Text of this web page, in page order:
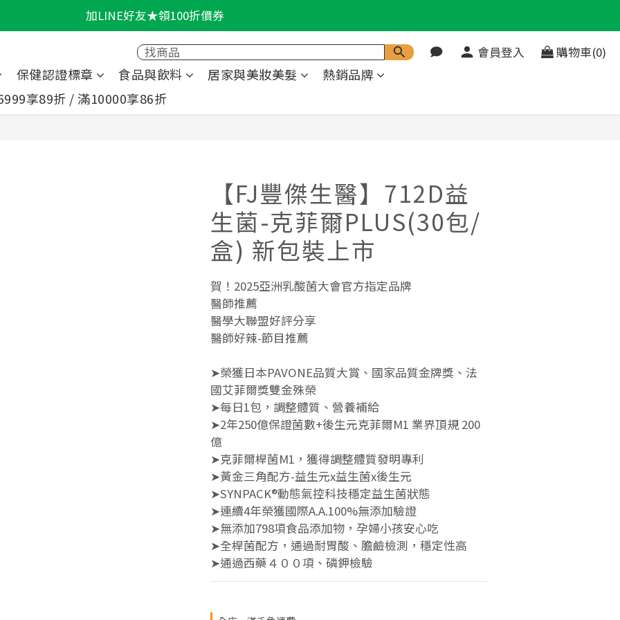
輕盈一夏★滿額86折
加LINE好友★領100折價券
輕盈一夏★滿額86折
會員登入 購物車(0)
保健認證標章 食品與飲料 居家與美妝美髮
熱銷品牌
享89折 / 滿10000享86折
【FJ豐傑生醫】712D益
生菌-克菲爾PLUS(30包/
盒) 新包裝上市
賀！2025亞洲乳酸菌大會官方指定品牌
醫師推薦
醫學大聯盟好評分享
醫師好辣-節目推薦
➤榮獲日本PAVONE品質大賞、國家品質金牌獎、法
國艾菲爾獎雙金殊榮
➤每日1包，調整體質、營養補給
➤2年250億保證菌數+後生元克菲爾M1 業界頂規 200
億
➤克菲爾桿菌M1，獲得調整體質發明專利
➤黃金三角配方-益生元x益生菌x後生元
➤SYNPACK®動態氣控科技穩定益生菌狀態
➤連續4年榮獲國際A.A.100%無添加驗證
➤無添加798項食品添加物，孕婦小孩安心吃
➤全桿菌配方，通過耐胃酸、膽鹼檢測，穩定性高
➤通過西藥４００項、磷鉀檢驗